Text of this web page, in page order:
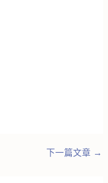
下一篇文章 →